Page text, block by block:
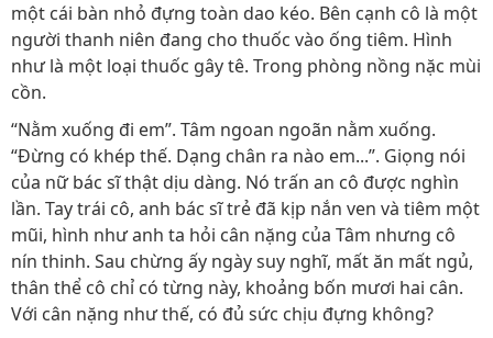
một cái bàn nhỏ đựng toàn dao kéo. Bên cạnh cô là một
người thanh niên đang cho thuốc vào ống tiêm. Hình
như là một loại thuốc gây tê. Trong phòng nồng nặc mùi
cồn.
“Nằm xuống đi em”. Tâm ngoan ngoãn nằm xuống.
“Đừng có khép thế. Dạng chân ra nào em...”. Giọng nói
của nữ bác sĩ thật dịu dàng. Nó trấn an cô được nghìn
lần. Tay trái cô, anh bác sĩ trẻ đã kịp nắn ven và tiêm một
mũi, hình như anh ta hỏi cân nặng của Tâm nhưng cô
nín thinh. Sau chừng ấy ngày suy nghĩ, mất ăn mất ngủ,
thân thể cô chỉ có từng này, khoảng bốn mươi hai cân.
Với cân nặng như thế, có đủ sức chịu đựng không?